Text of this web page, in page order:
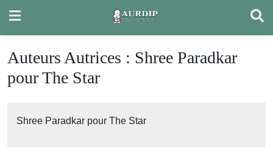
content
Auteurs Autrices : Shree Paradkar
pour The Star
Shree Paradkar pour The Star